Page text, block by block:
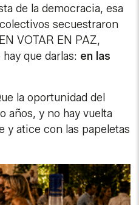
de la democracia, esa
secuestraron
VOTAR EN PAZ,
que darlas: en las
la oportunidad del
años, y no hay vuelta
y atice con las papeletas